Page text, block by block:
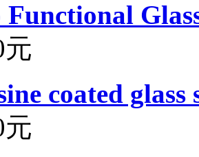
元
coated glass
元